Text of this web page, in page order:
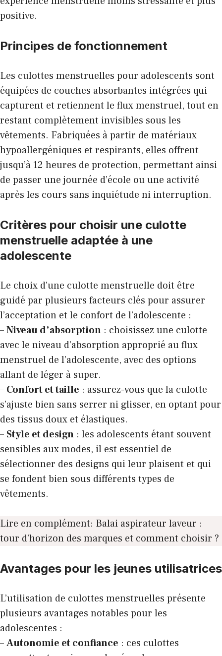
positive.
Principes de fonctionnement
Les culottes menstruelles pour adolescents sont
équipées de couches absorbantes intégrées qui
capturent et retiennent le flux menstruel, tout en
restant complètement invisibles sous les
vêtements. Fabriquées à partir de matériaux
hypoallergéniques et respirants, elles offrent
jusqu’à 12 heures de protection, permettant ainsi
de passer une journée d’école ou une activité
après les cours sans inquiétude ni interruption.
Critères pour choisir une culotte
menstruelle adaptée à une
adolescente
Le choix d’une culotte menstruelle doit être
guidé par plusieurs facteurs clés pour assurer
l’acceptation et le confort de l’adolescente :
–Niveau d’absorption : choisissez une culotte
avec le niveau d’absorption approprié au flux
menstruel de l’adolescente, avec des options
allant de léger à super.
– Confort et taille : assurez-vous que la culotte
s’ajuste bien sans serrer ni glisser, en optant pour
des tissus doux et élastiques.
– Style et design : les adolescents étant souvent
sensibles aux modes, il est essentiel de
sélectionner des designs qui leur plaisent et qui
se fondent bien sous différents types de
vêtements.
Lire en complément: Balai aspirateur laveur :
tour d’horizon des marques et comment choisir ?
Avantages pour les jeunes utilisatrices
L’utilisation de culottes menstruelles présente
plusieurs avantages notables pour les
adolescentes :
–Autonomie et confiance : ces culottes